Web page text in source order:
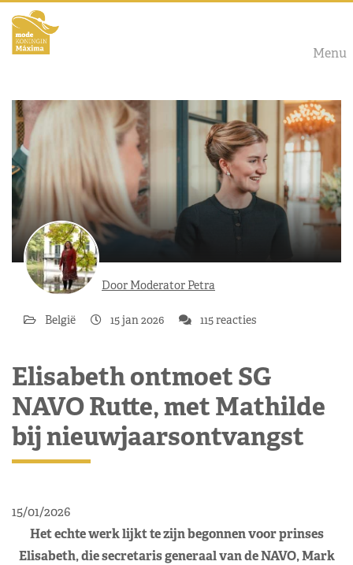
Menu
Door Moderator Petra
België 15 jan 2026 115 reacties
Elisabeth ontmoet SG
NAVO Rutte, met Mathilde
bij nieuwjaarsontvangst
15/01/2026
Het echte werk lijkt te zijn begonnen voor prinses
Elisabeth, die secretaris generaal van de NAVO, Mark